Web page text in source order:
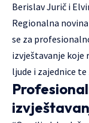
Berislav Jurič i
Regionalna
se za
izvještavanje
ljude i zajednice